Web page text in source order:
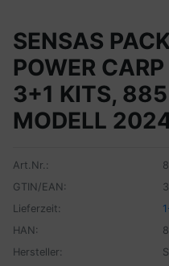
SENSAS
POWER
3+1 KITS,
MODELL
Art.Nr.:
GTIN/EAN:
Lieferzeit:
HAN:
Hersteller: